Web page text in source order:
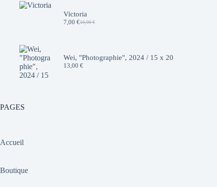
10,00 €.
7,00 €.
Victoria
10,00€
Le
10,00 €.
7,00 €Le
7,00 €.
Wei, "Photographie", 2024 / 15 x 20
13,00 €
PAGES
Accueil
Boutique